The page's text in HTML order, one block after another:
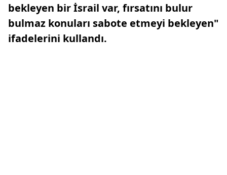
bekleyen bir İsrail var, fırsatını bulur
bulmaz konuları sabote etmeyi bekleyen"
ifadelerini kullandı.